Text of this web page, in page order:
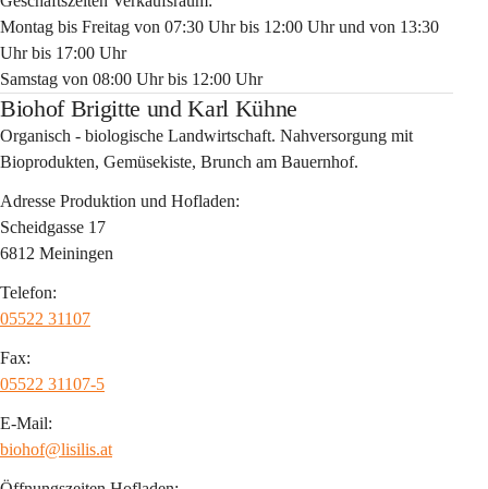
Montag bis Freitag von 07:30 Uhr bis 12:00 Uhr und von 13:30
Uhr bis 17:00 Uhr
Samstag von 08:00 Uhr bis 12:00 Uhr
Biohof Brigitte und Karl Kühne
Organisch - biologische Landwirtschaft. Nahversorgung mit
Bioprodukten, Gemüsekiste, Brunch am Bauernhof.
Adresse Produktion und Hofladen:
Scheidgasse 17
6812 Meiningen
Telefon:
05522 31107
Fax:
05522 31107-5
E-Mail:
biohof@lisilis.at